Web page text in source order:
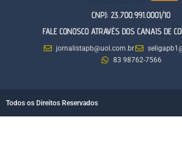
CNPJ: 23.700.991.0001/10
FALE CONOSCO ATRAVÉS DOS CANAIS DE
jornalistapb@uol.com.br
83 98762-7566
Todos os Direitos Reservados